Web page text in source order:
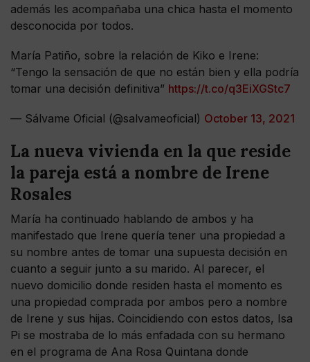
además les acompañaba una chica hasta el momento
desconocida por todos.
María Patiño, sobre la relación de Kiko e Irene:
“Tengo la sensación de que no están bien y ella podría
tomar una decisión definitiva” https://t.co/q3EiXGStc7
— Sálvame Oficial (@salvameoficial) October 13, 2021
La nueva vivienda en la que reside
la pareja está a nombre de Irene
Rosales
María ha continuado hablando de ambos y ha
manifestado que Irene quería tener una propiedad a
su nombre antes de tomar una supuesta decisión en
cuanto a seguir junto a su marido. Al parecer, el
nuevo domicilio donde residen hasta el momento es
una propiedad comprada por ambos pero a nombre
de Irene y sus hijas. Coincidiendo con estos datos, Isa
Pi se mostraba de lo más enfadada con su hermano
en el programa de Ana Rosa Quintana donde